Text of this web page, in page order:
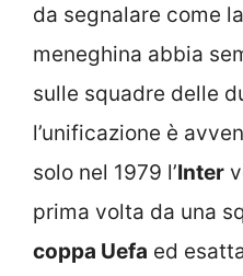
da segnalare come
meneghina abbia
sulle squadre delle
l’unificazione è
solo nel 1979 l’Inter
prima volta da una
coppa Uefa ed